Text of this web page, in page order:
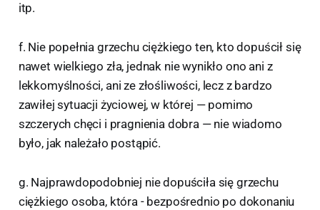
itp.
f. Nie popełnia grzechu ciężkiego ten, kto dopuścił się
nawet wielkiego zła, jednak nie wynikło ono ani z
lekkomyślności, ani ze złośliwości, lecz z bardzo
zawiłej sytuacji życiowej, w której — pomimo
szczerych chęci i pragnienia dobra — nie wiadomo
było, jak należało postąpić.
g. Najprawdopodobniej nie dopuściła się grzechu
ciężkiego osoba, która - bezpośrednio po dokonaniu